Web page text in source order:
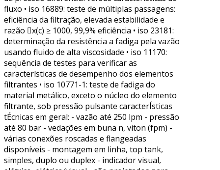
fluxo • iso 16889: teste de múltiplas passagens:
eficiência da filtração, elevada estabilidade e
razão x(c) ≥ 1000, 99,9% eficiência • iso 23181:
determinação da resistência a fadiga pela vazão
usando fluido de alta viscosidade • iso 11170:
sequência de testes para verificar as
características de desempenho dos elementos
filtrantes • iso 10771-1: teste de fadiga do
material metálico, exceto o núcleo do elemento
filtrante, sob pressão pulsante caracterÍsticas
tÉcnicas em geral: - vazão até 250 lpm - pressão
até 80 bar - vedações em buna n, viton (fpm) -
várias conexões roscadas e flangeadas
disponíveis - montagem em linha, top tank,
simples, duplo ou duplex - indicador visual,